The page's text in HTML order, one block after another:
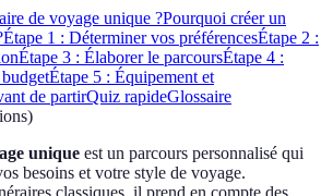
de voyage unique ?Pourquoi créer un
Étape 1 : Déterminer vos préférencesÉtape 2 :
Étape 3 : Élaborer le parcoursÉtape 4 :
Étape 5 : Équipement et
de partirQuiz rapideGlossaire
)
unique est un parcours personnalisé qui
besoins et votre style de voyage.